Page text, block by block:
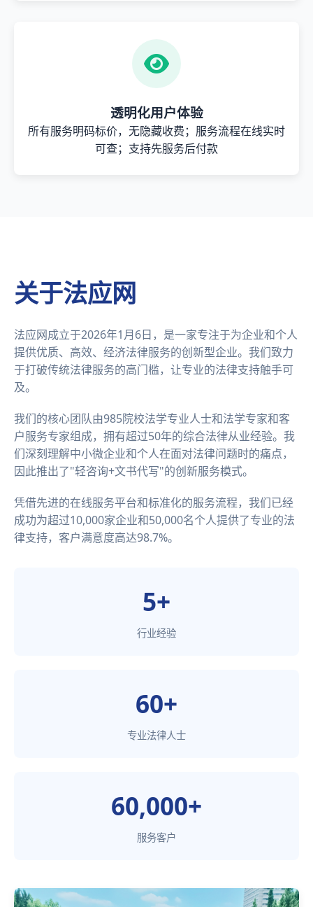
透明化用户体验
所有服务明码标价，无隐藏收费；服务流程在线实时
可查；支持先服务后付款
关于法应网
法应网成立于2026年1月6日，是一家专注于为企业和个人
提供优质、高效、经济法律服务的创新型企业。我们致力
于打破传统法律服务的高门槛，让专业的法律支持触手可
及。
我们的核心团队由985院校法学专业人士和法学专家和客
户服务专家组成，拥有超过50年的综合法律从业经验。我
们深刻理解中小微企业和个人在面对法律问题时的痛点，
因此推出了"轻咨询+文书代写"的创新服务模式。
凭借先进的在线服务平台和标准化的服务流程，我们已经
成功为超过10,000家企业和50,000名个人提供了专业的法
律支持，客户满意度高达98.7%。
5+
行业经验
60+
专业法律人士
60,000+
服务客户